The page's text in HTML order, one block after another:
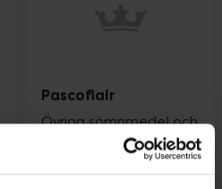
Pascoflair
Övriga sömnmedel och
lugnande medel,